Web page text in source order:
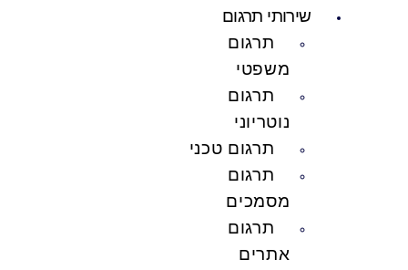
שירותי תרגום
תרגום
משפטי
תרגום
נוטריוני
תרגום טכני
תרגום
מסמכים
תרגום
אתרים